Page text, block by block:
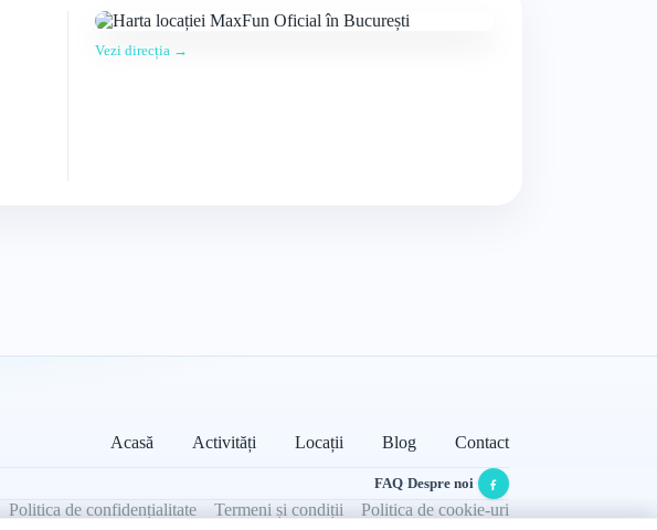
Vezi direcția →
Acasă Activități Locații Blog Contact
FAQ·Despre noi·
Politica de confidențialitate Termeni și condiții Politica de cookie-uri